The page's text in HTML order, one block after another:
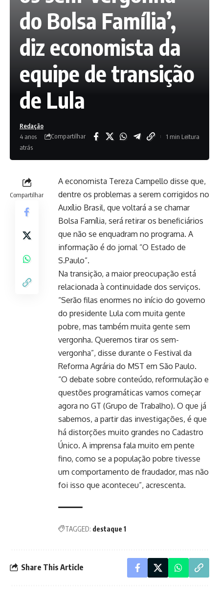
do Bolsa Família’,
diz economista da
equipe de transição
de Lula
Redação
4 anos
atrás
Compartilhar 1 min Leitura
Compartilhar
A economista Tereza Campello disse que,
dentre os problemas a serem corrigidos no
Auxílio Brasil, que voltará a se chamar
Bolsa Família, será retirar os beneficiários
que não se enquadram no programa. A
informação é do jornal “O Estado de
S.Paulo”.
Na transição, a maior preocupação está
relacionada à continuidade dos serviços.
“Serão filas enormes no início do governo
do presidente Lula com muita gente
pobre, mas também muita gente sem
vergonha. Queremos tirar os sem-
vergonha”, disse durante o Festival da
Reforma Agrária do MST em São Paulo.
“O debate sobre conteúdo, reformulação e
questões programáticas vamos começar
agora no GT (Grupo de Trabalho). O que já
sabemos, a partir das investigações, é que
há distorções muito grandes no Cadastro
Único. A imprensa fala muito em pente
fino, como se a população pobre tivesse
um comportamento de fraudador, mas não
foi isso que aconteceu”, acrescenta.
TAGGED: destaque 1
Share This Article